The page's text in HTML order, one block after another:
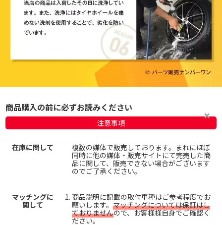
商品購入の前に必ずお読みください
注意事項
在庫に関して
複数の媒体で販売しております。まれにほぼ
同時に他の媒体・販売サイトにて完売した商
品に関して、販売できない場合がございます
のでご了承ください。
マッチングに
関して
商品説明に記載の取付車種はご参考程度でお
願いします。 マッチングについては保証はし
ておりませんので、お客様様自身でご確認く
ださい。